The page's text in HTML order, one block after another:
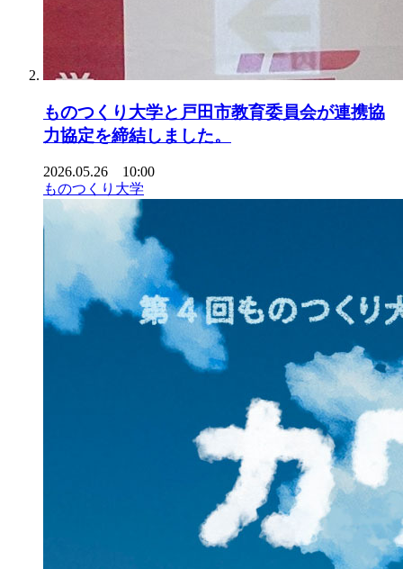
ものつくり大学と戸田市教育委員会が連携協
力協定を締結しました。
2026.05.26 10:00
ものつくり大学